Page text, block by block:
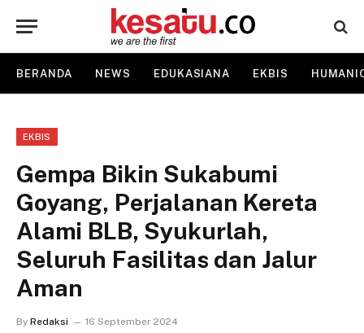
BERANDA NEWS EDUKASIANA EKBIS
EKBIS
Gempa Bikin Sukabumi
Goyang, Perjalanan Kereta
Alami BLB, Syukurlah,
Seluruh Fasilitas dan Jalur
Aman
By Redaksi 16 September 2024